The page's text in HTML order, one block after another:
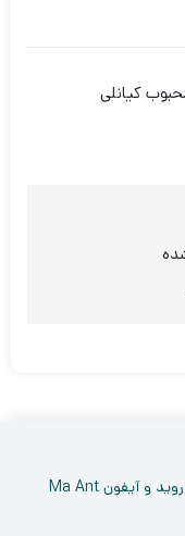
نرم افزار شماتیک و نقشه خوانی اندروید و آیفون Ma Ant